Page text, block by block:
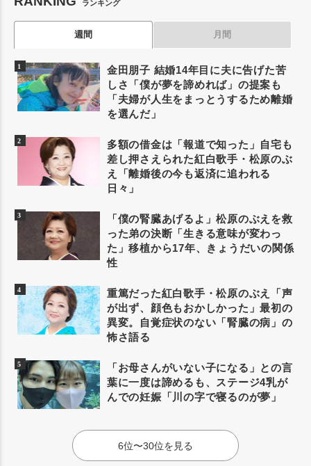
ランキング
週間 月間
金田朋子 結婚14年目に夫に告げた苦
しさ「僕が夢を諦めれば」の提案も
「夫婦が人生をまっとうするため離婚
を選んだ」
多額の借金は「報道で知った」自宅も
差し押さえられた紅白歌手・松原のぶ
え「離婚後の今も返済に追われる
日々」
「僕の腎臓あげるよ」松原のぶえを救
った弟の決断「生きる意味が変わっ
た」移植から17年、きょうだいの関係
性
重篤だった紅白歌手・松原のぶえ「声
が出ず、顔色もおかしかった」最初の
異変。自覚症状のない「腎臓の病」の
怖さ語る
「お母さんがいない子になる」との言
葉に一度は諦めるも、ステージ4乳が
んでの妊娠「川の字で寝るのが夢」
6位〜30位を見る